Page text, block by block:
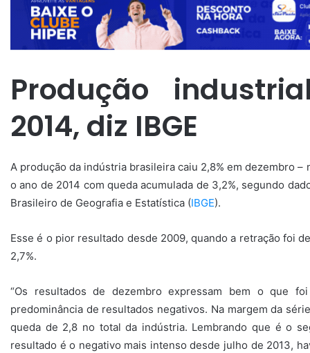
Produção
2014, diz IBGE
A produção da indústria brasileira caiu 2,8% em dezembro
o ano de 2014 com queda acumulada de 3,2%, segundo
Brasileiro de Geografia e Estatística (IBGE).
Esse é o pior resultado desde 2009, quando a retração foi
2,7%.
“Os resultados de dezembro expressam bem o que
predominância de resultados negativos. Na margem da
queda de 2,8 no total da indústria. Lembrando que é o
resultado é o negativo mais intenso desde julho de 2013,